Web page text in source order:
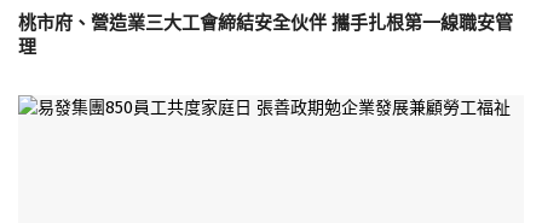
桃市府、營造業三大工會締結安全伙伴 攜手扎根第一線職安管
理